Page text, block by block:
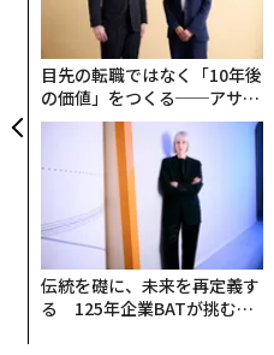
目先の転職ではなく「10年後
の価値」をつくる──アサイ
ンの長期伴走型支援とは
伝統を礎に、未来を再定義す
る 125年企業BATが挑むス